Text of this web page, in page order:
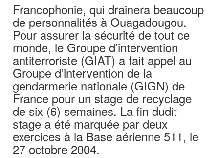
Francophonie, qui drainera beaucoup
de personnalités à Ouagadougou.
Pour assurer la sécurité de tout ce
monde, le Groupe d’intervention
antiterroriste (GIAT) a fait appel au
Groupe d’intervention de la
gendarmerie nationale (GIGN) de
France pour un stage de recyclage
de six (6) semaines. La fin dudit
stage a été marquée par deux
exercices à la Base aérienne 511, le
27 octobre 2004.